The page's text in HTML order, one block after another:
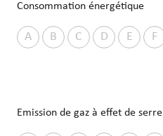
Consommation énergétique
A B C D E F
Emission de gaz à effet de serre